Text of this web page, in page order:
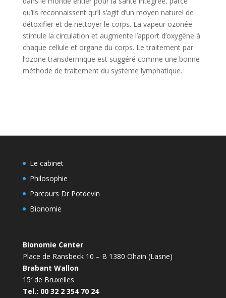
qu’ils reconnaissent qu’il s’agit d’un moyen naturel de
détoxifier et de nettoyer le corps. La vapeur ozonée
stimule la circulation et augmente l’apport d’oxygène à
chaque cellule et organe du corps. Le traitement par
l’ozone transdermique est suggéré comme une bonne
méthode de traitement du système lymphatique.
Le cabinet
Philosophie
Parcours Dr Potdevin
Bionomie
Bionomie Center
Place de Ransbeck 10 – B 1380 Ohain (Lasne)
Brabant Wallon
15′ de Bruxelles
Tel.: 00 32 2 354 70 24